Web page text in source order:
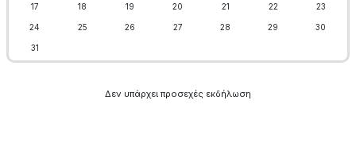
17 18 19 20 21 22 23
24 25 26 27 28 29 30
31
Δεν υπάρχει προσεχές εκδήλωση